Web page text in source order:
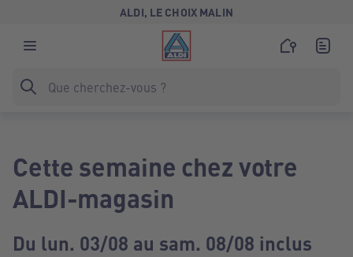
ALDI, LE CHOIX MALIN
Cette semaine chez votre
ALDI-magasin
Du lun. 03/08 au sam. 08/08 inclus